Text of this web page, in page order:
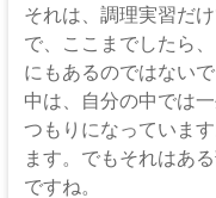
それは、調理実習だ
で、ここまでしたら
にもあるのではない
中は、自分の中では
つもりになっていま
ます。でもそれはあ
ですね。